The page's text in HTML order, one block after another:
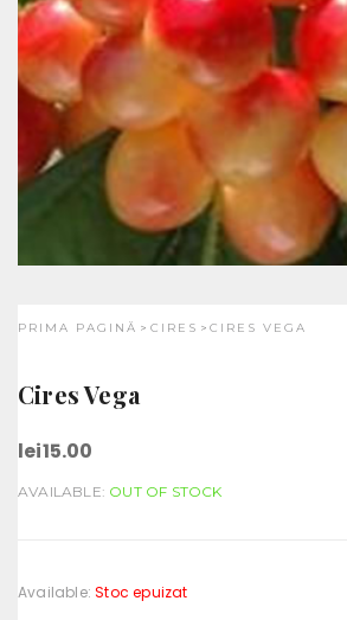
PRIMA PAGINĂ > CIRES >CIRES VEGA
Cires Vega
lei15.00
AVAILABLE: OUT OF STOCK
Available: Stoc epuizat